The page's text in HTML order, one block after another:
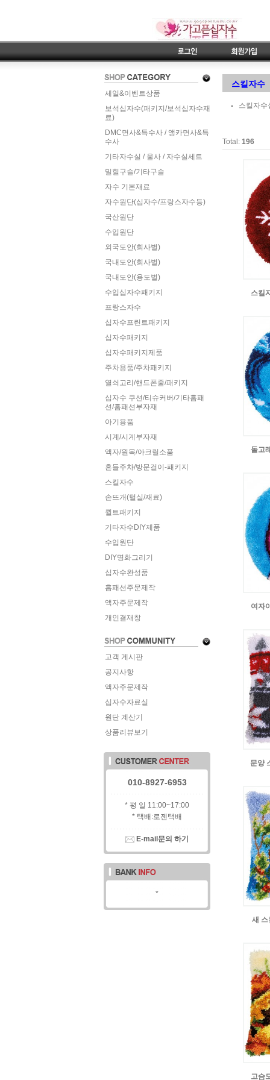
세일&이벤트상품
보석십자수(패키지/보석십자수재
료)
DMC면사&특수사 / 앵카면사&특
수사
기타자수실 / 울사 / 자수실세트
밀힐구슬/기타구슬
자수 기본재료
자수원단(십자수/프랑스자수등)
국산원단
수입원단
외국도안(회사별)
국내도안(회사별)
국내도안(용도별)
수입십자수패키지
프랑스자수
십자수프린트패키지
십자수패키지
십자수패키지제품
주차용품/주차패키지
열쇠고리/핸드폰줄/패키지
십자수 쿠션/티슈커버/기타홈패
션/홈패션부자재
아기용품
시계/시계부자재
액자/원목/아크릴소품
흔들주차/방문걸이-패키지
스킬자수
손뜨개(털실/재료)
퀼트패키지
기타자수DIY제품
수입원단
DIY명화그리기
십자수완성품
홈패션주문제작
액자주문제작
개인결재창
고객 게시판
공지사항
액자주문제작
십자수자료실
원단 계산기
상품리뷰보기
010-8927-6953
* 평 일 11:00~17:00
* 택배:로젠택배
E-mail문의 하기
*
스킬자수
스킬자수
Total: 196
스킬
돌고
여자
문양
새
고슴